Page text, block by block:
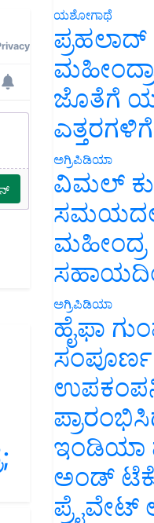
ಯಶೋಗಾಥೆ
ಪ್ರಹಲಾದ್
ಜೊತೆಗೆ
ಎತ್ತರಗಳಿಗೆ
ಅಗ್ರಿಪಿಡಿಯಾ
ವಿಮಲ್
ಮಹೀಂದ್ರ
ಅಗ್ರಿಪಿಡಿಯಾ
ಹೈಫಾ
ಸಂಪೂರ್ಣ
ಇಂಡಿಯಾ
ಅಂಡ್